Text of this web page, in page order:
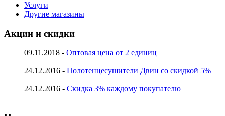
Услуги
Другие магазины
Акции и скидки
09.11.2018 - Оптовая цена от 2 единиц
24.12.2016 - Полотенцесушители Двин со скидкой 5%
24.12.2016 - Скидка 3% каждому покупателю